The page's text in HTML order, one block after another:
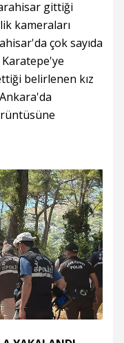
gittiği
kameraları
çok sayıda
Karatepe'ye
belirlenen kız